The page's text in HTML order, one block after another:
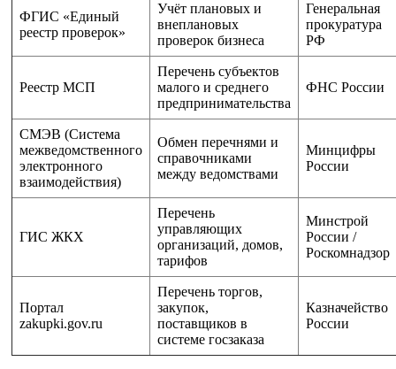
ФГИС «Единый
реестр проверок»
Учёт плановых и
внеплановых
проверок бизнеса
Генеральная
прокуратура
РФ
Реестр МСП
Перечень субъектов
малого и среднего
предпринимательства
ФНС России
СМЭВ (Система
межведомственного
электронного
взаимодействия)
Обмен перечнями и
справочниками
между ведомствами
Минцифры
России
ГИС ЖКХ
Перечень
управляющих
организаций, домов,
тарифов
Минстрой
России /
Роскомнадзор
Портал
zakupki.gov.ru
Перечень торгов,
закупок,
поставщиков в
системе госзаказа
Казначейство
России